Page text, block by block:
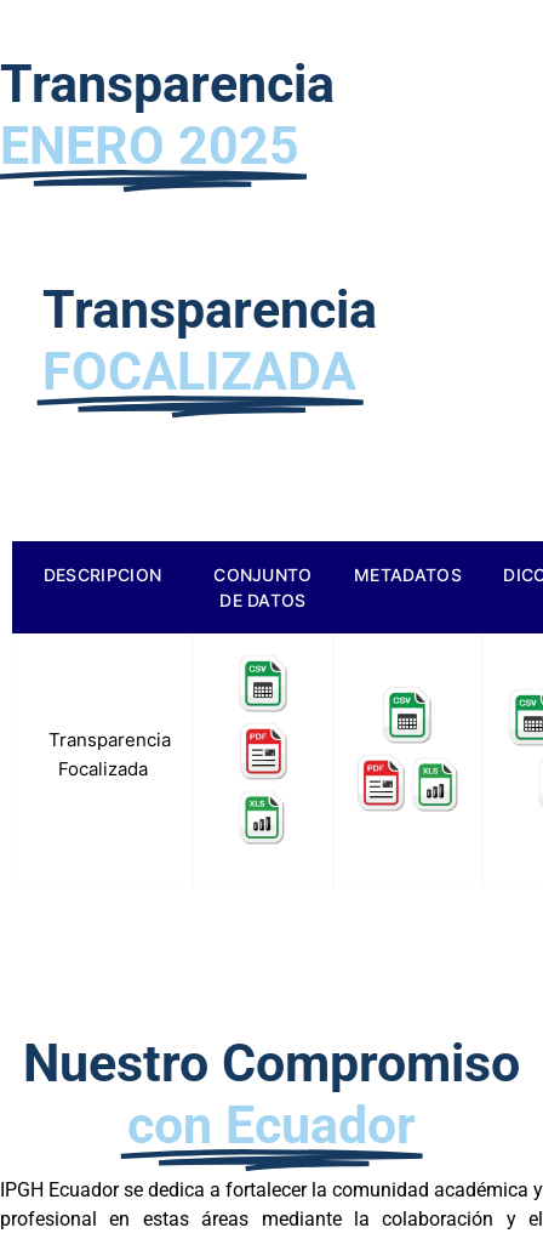
Transparencia
ENERO 2025
Transparencia
FOCALIZADA
DESCRIPCION
CONJUNTO
DE DATOS
METADATOS
Transparencia
Focalizada
Nuestro Compromiso
con Ecuador
IPGH Ecuador se dedica a fortalecer la comunidad académica y
profesional en estas áreas mediante la colaboración y el